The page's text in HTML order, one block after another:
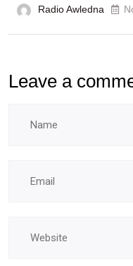
Radio Awledna
Leave a